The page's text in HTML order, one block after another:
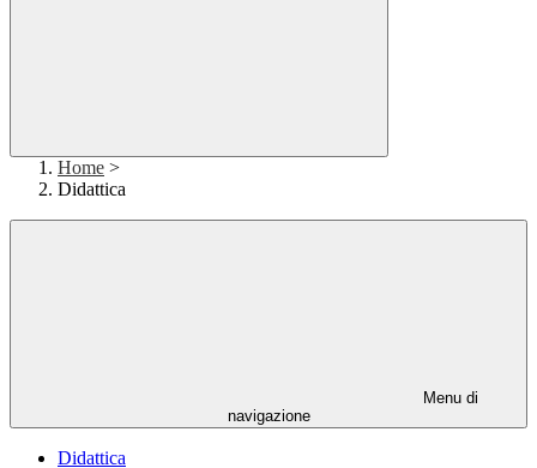
Home >
Didattica
Menu di
navigazione
Didattica